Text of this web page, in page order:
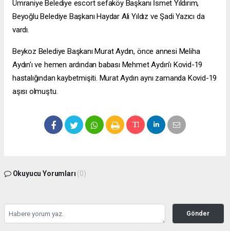
Ümraniye Belediye escort sefaköyBaşkanı İsmet Yıldırım,
Beyoğlu Belediye Başkanı Haydar Ali Yıldız ve Şadi Yazıcı da
vardı.
Beykoz Belediye Başkanı Murat Aydın, önce annesi Meliha
Aydın'ı ve hemen ardından babası Mehmet Aydın'ı Kovid-19
hastalığından kaybetmişiti. Murat Aydın aynı zamanda Kovid-19
aşısı olmuştu.
Okuyucu Yorumları (0)
Gönder